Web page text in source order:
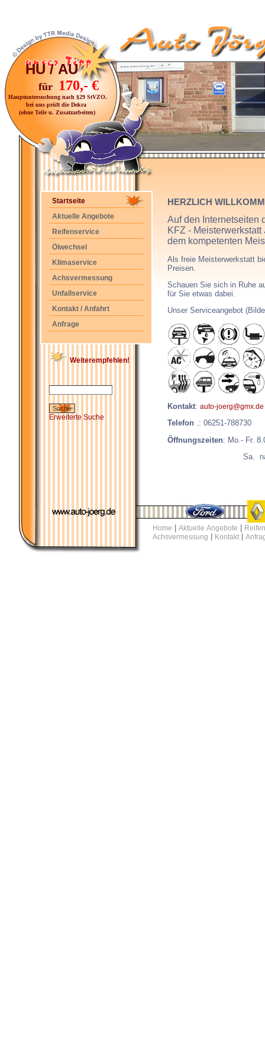
HU / AU
für 170,- €
Hauptuntersuchung nach §29 StVZO.
bei uns prüft die Dekra
(ohne Teile u. Zusatzarbeiten)
Startseite
Aktuelle Angebote
Reifenservice
Ölwechsel
Klimaservice
Achsvermessung
Unfallservice
Kontakt / Anfahrt
Anfrage
Weiterempfehlen!
Erweiterte Suche
HERZLICH
Auf den Internetseiten
KFZ -
dem kompetenten
Als freie Meisterwerkstatt
Preisen.
Schauen Sie sich in Ruhe
für Sie etwas dabei.
Unser Serviceangebot
Kontakt: auto-joerg@gmx.de
Telefon .: 06251-788730
Öffnungszeiten: Mo.- Fr.
Sa. nach
Home Aktuelle Angebote
Achsvermessung
Kontakt